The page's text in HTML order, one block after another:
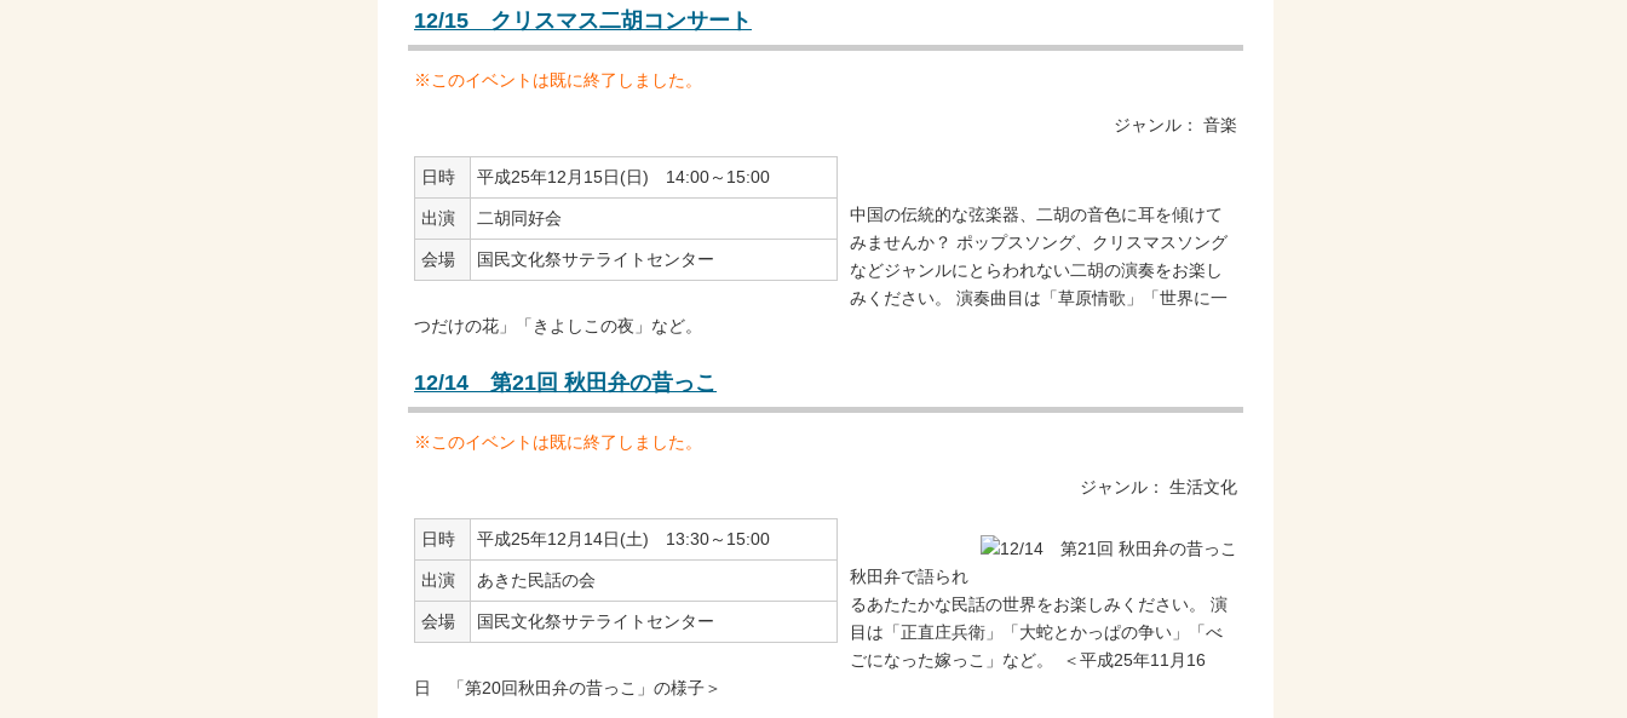
12/15 クリスマス二胡コンサート
※このイベントは既に終了しました。
ジャンル： 音楽
日時 平成25年12月15日(日) 14:00～15:00
出演 二胡同好会
会場 国民文化祭サテライトセンター
中国の伝統的な弦楽器、二胡の音色に耳を傾けて
みませんか？ ポップスソング、クリスマスソング
などジャンルにとらわれない二胡の演奏をお楽し
みください。 演奏曲目は「草原情歌」「世界に一
つだけの花」「きよしこの夜」など。
12/14 第21回 秋田弁の昔っこ
※このイベントは既に終了しました。
ジャンル： 生活文化
日時 平成25年12月14日(土) 13:30～15:00
出演 あきた民話の会
会場 国民文化祭サテライトセンター
秋田弁で語られ
るあたたかな民話の世界をお楽しみください。 演
目は「正直庄兵衛」「大蛇とかっぱの争い」「べ
ごになった嫁っこ」など。 ＜平成25年11月16
日 「第20回秋田弁の昔っこ」の様子＞